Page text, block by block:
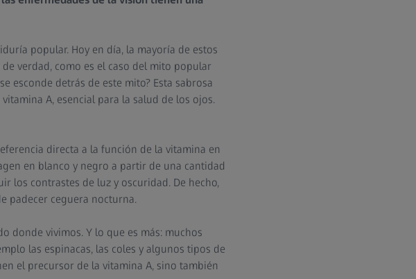
popular. Hoy en día, la mayoría de estos
verdad, como es el caso del mito popular
esconde detrás de este mito? Esta sabrosa
A, esencial para la salud de los ojos.
directa a la función de la vitamina en
en blanco y negro a partir de una cantidad
los contrastes de luz y oscuridad. De hecho,
padecer ceguera nocturna.
donde vivimos. Y lo que es más: muchos
las espinacas, las coles y algunos tipos de
el precursor de la vitamina A, sino también